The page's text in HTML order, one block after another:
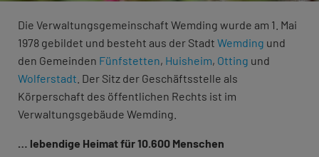
Die Verwaltungsgemeinschaft Wemding wurde am 1. Mai
1978 gebildet und besteht aus der Stadt Wemding und
den Gemeinden Fünfstetten, Huisheim, Otting und
Wolferstadt . Der Sitz der Geschäftsstelle als
Körperschaft des öffentlichen Rechts ist im
Verwaltungsgebäude Wemding.
… lebendige Heimat für 10.600 Menschen